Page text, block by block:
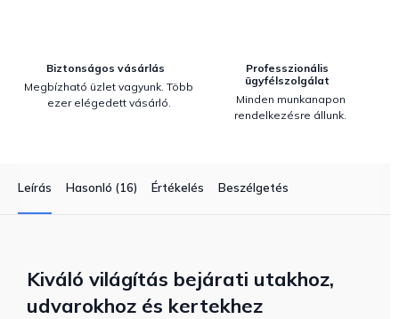
Biztonságos vásárlás
Megbízható üzlet vagyunk. Több
ezer elégedett vásárló.
Professzionális
ügyfélszolgálat
Minden munkanapon
rendelkezésre állunk.
Leírás Hasonló (16) Értékelés Beszélgetés
Kiváló világítás bejárati utakhoz,
udvarokhoz és kertekhez